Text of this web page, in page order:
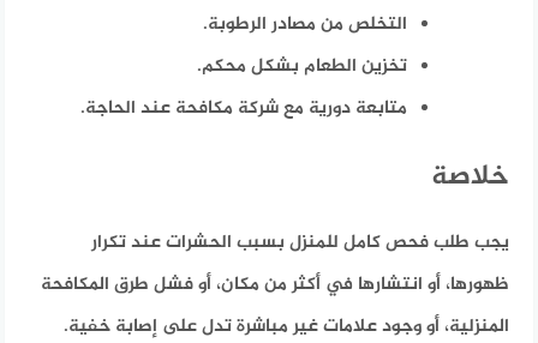
التخلص من مصادر الرطوبة.
تخزين الطعام بشكل محكم.
متابعة دورية مع شركة مكافحة عند الحاجة.
خلاصة
يجب طلب فحص كامل للمنزل بسبب الحشرات عند تكرار
ظهورها، أو انتشارها في أكثر من مكان، أو فشل طرق المكافحة
المنزلية، أو وجود علامات غير مباشرة تدل على إصابة خفية.